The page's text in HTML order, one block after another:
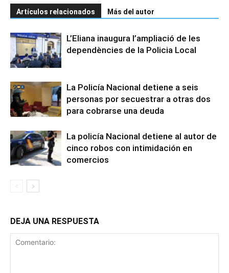
Artículos relacionados Más del autor
L’Eliana inaugura l’ampliació de les
dependències de la Policia Local
La Policía Nacional detiene a seis
personas por secuestrar a otras dos
para cobrarse una deuda
La policía Nacional detiene al autor de
cinco robos con intimidación en
comercios
DEJA UNA RESPUESTA